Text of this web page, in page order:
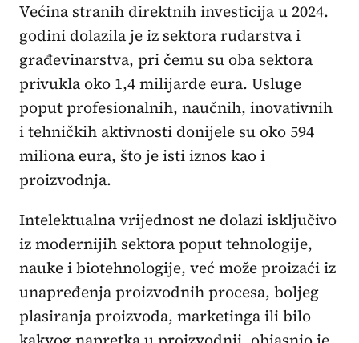
Većina stranih direktnih investicija u 2024.
godini dolazila je iz sektora rudarstva i
građevinarstva, pri čemu su oba sektora
privukla oko 1,4 milijarde eura. Usluge
poput profesionalnih, naučnih, inovativnih
i tehničkih aktivnosti donijele su oko 594
miliona eura, što je isti iznos kao i
proizvodnja.
Intelektualna vrijednost ne dolazi isključivo
iz modernijih sektora poput tehnologije,
nauke i biotehnologije, već može proizaći iz
unapređenja proizvodnih procesa, boljeg
plasiranja proizvoda, marketinga ili bilo